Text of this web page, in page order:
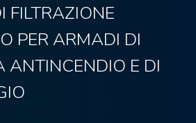
FILTRAZIONE
PER ARMADI DI
ANTINCENDIO E DI